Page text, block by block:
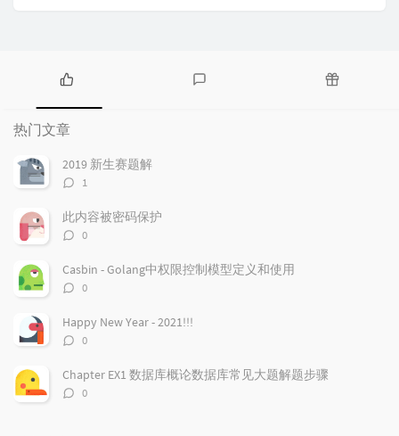
热
门
文
章
热门文章
2019 新生赛题解
评
数：
1
此内容被密码保护
评
数：
0
Casbin - Golang中权限控制模型定义和使用
评
数：
0
Happy New Year - 2021!!!
评
数：
0
Chapter EX1 数据库概论数据库常见大题解题步骤
评
0